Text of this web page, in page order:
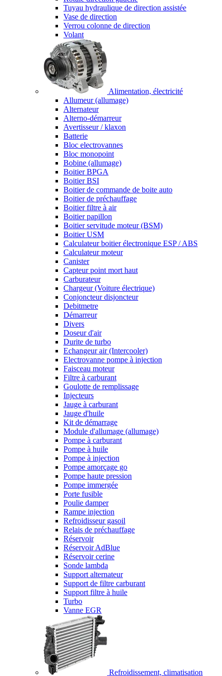
Tuyau hydraulique de direction assistée
Vase de direction
Verrou colonne de direction
Volant
Alimentation, électricité
Allumeur (allumage)
Alternateur
Alterno-démarreur
Avertisseur / klaxon
Batterie
Bloc electrovannes
Bloc monopoint
Bobine (allumage)
Boitier BPGA
Boitier BSI
Boitier de commande de boite auto
Boitier de préchauffage
Boitier filtre à air
Boitier papillon
Boitier servitude moteur (BSM)
Boitier USM
Calculateur boitier électronique ESP / ABS
Calculateur moteur
Canister
Capteur point mort haut
Carburateur
Chargeur (Voiture électrique)
Conjoncteur disjoncteur
Debitmetre
Démarreur
Divers
Doseur d'air
Durite de turbo
Echangeur air (Intercooler)
Electrovanne pompe à injection
Faisceau moteur
Filtre à carburant
Goulotte de remplissage
Injecteurs
Jauge à carburant
Jauge d'huile
Kit de démarrage
Module d'allumage (allumage)
Pompe à carburant
Pompe à huile
Pompe à injection
Pompe amorçage go
Pompe haute pression
Pompe immergée
Porte fusible
Poulie damper
Rampe injection
Refroidisseur gasoil
Relais de préchauffage
Réservoir
Réservoir AdBlue
Réservoir cerine
Sonde lambda
Support alternateur
Support de filtre carburant
Support filtre à huile
Turbo
Vanne EGR
Refroidissement, climatisation